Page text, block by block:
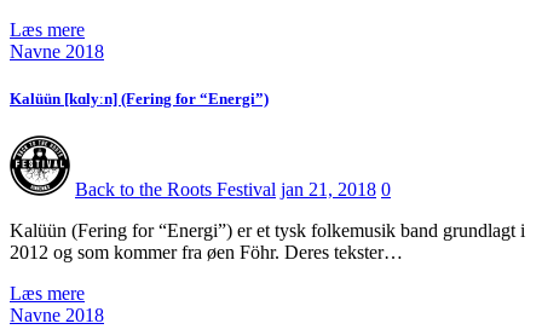
Læs mere
Navne 2018
Kalüün [kɑlyːn] (Fering for “Energi”)
Back to the Roots Festival jan 21, 2018 0
Kalüün (Fering for “Energi”) er et tysk folkemusik band grundlagt i
2012 og som kommer fra øen Föhr. Deres tekster…
Læs mere
Navne 2018